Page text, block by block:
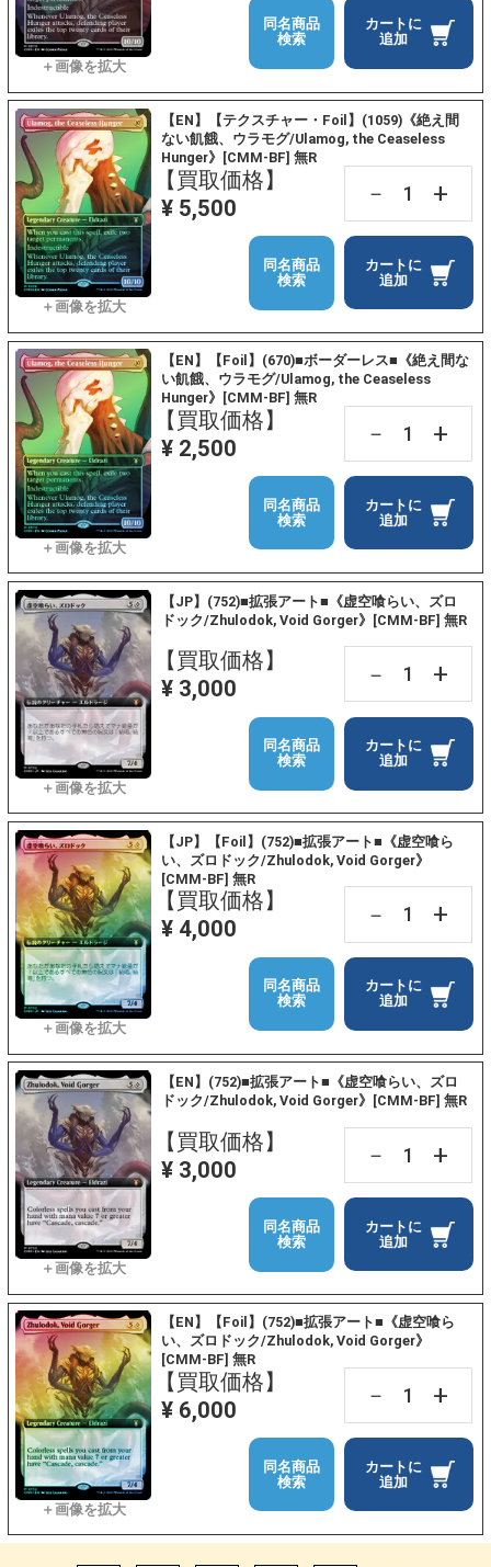
カートに
追加
同名商品
検索
【EN】【テクスチャー・Foil】(1059)《絶え間
ない飢餓、ウラモグ/Ulamog, the Ceaseless
Hunger》[CMM-BF] 無R
【買取価格】
¥ 5,500
－ +
カートに
追加
同名商品
検索
【EN】【Foil】(670)■ボーダーレス■《絶え間な
い飢餓、ウラモグ/Ulamog, the Ceaseless
Hunger》[CMM-BF] 無R
【買取価格】
¥ 2,500
－ +
カートに
追加
同名商品
検索
【JP】(752)■拡張アート■《虚空喰らい、ズロ
ドック/Zhulodok, Void Gorger》[CMM-BF] 無R
【買取価格】
¥ 3,000
－ +
カートに
追加
同名商品
検索
【JP】【Foil】(752)■拡張アート■《虚空喰ら
い、ズロドック/Zhulodok, Void Gorger》
[CMM-BF] 無R
【買取価格】
¥ 4,000
－ +
カートに
追加
同名商品
検索
【EN】(752)■拡張アート■《虚空喰らい、ズロ
ドック/Zhulodok, Void Gorger》[CMM-BF] 無R
【買取価格】
¥ 3,000
－ +
カートに
追加
同名商品
検索
【EN】【Foil】(752)■拡張アート■《虚空喰ら
い、ズロドック/Zhulodok, Void Gorger》
[CMM-BF] 無R
【買取価格】
¥ 6,000
－ +
カートに
追加
同名商品
検索